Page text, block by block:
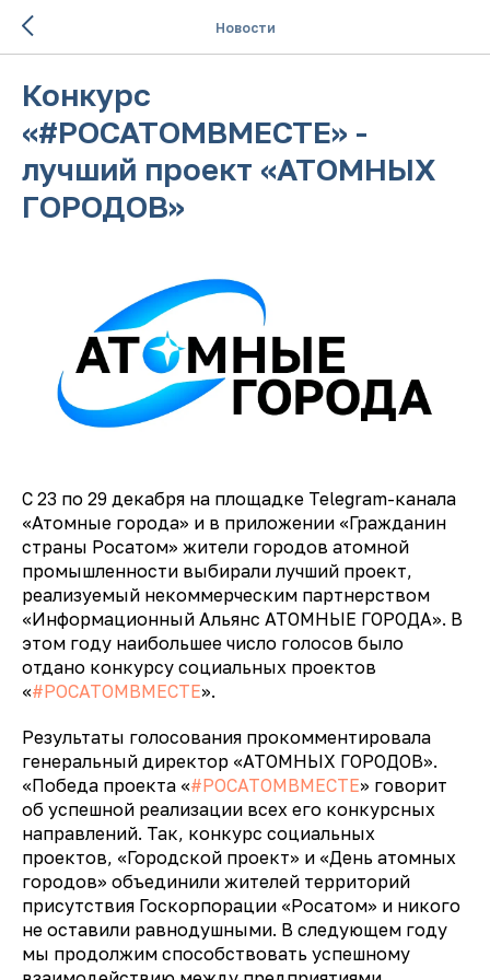
Новости
Конкурс
«#РОСАТОМВМЕСТЕ» -
лучший проект «АТОМНЫХ
ГОРОДОВ»
С 23 по 29 декабря на площадке Telegram-канала
«Атомные города» и в приложении «Гражданин
страны Росатом» жители городов атомной
промышленности выбирали лучший проект,
реализуемый некоммерческим партнерством
«Информационный Альянс АТОМНЫЕ ГОРОДА». В
этом году наибольшее число голосов было
отдано конкурсу социальных проектов
«#РОСАТОМВМЕСТЕ».
Результаты голосования прокомментировала
генеральный директор «АТОМНЫХ ГОРОДОВ».
«Победа проекта «#РОСАТОМВМЕСТЕ» говорит
об успешной реализации всех его конкурсных
направлений. Так, конкурс социальных
проектов, «Городской проект» и «День атомных
городов» объединили жителей территорий
присутствия Госкорпорации «Росатом» и никого
не оставили равнодушными. В следующем году
мы продолжим способствовать успешному